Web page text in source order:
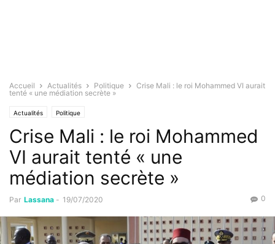
Accueil Actualités Politique
Crise Mali : le roi Mohammed VI aurait
tenté « une médiation secrète »
Actualités Politique
Crise Mali : le roi Mohammed
VI aurait tenté « une
médiation secrète »
Par Lassana - 19/07/2020 0